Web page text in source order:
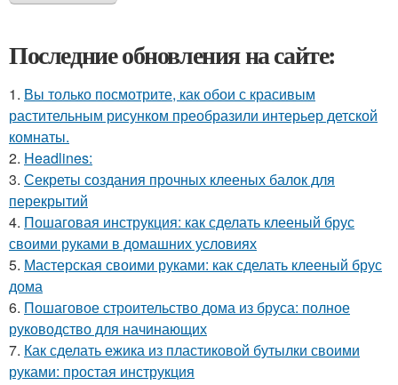
Последние обновления на сайте:
1. Вы только посмотрите, как обои с красивым
растительным рисунком преобразили интерьер детской
комнаты.
2. Headlines:
3. Секреты создания прочных клееных балок для
перекрытий
4. Пошаговая инструкция: как сделать клееный брус
своими руками в домашних условиях
5. Мастерская своими руками: как сделать клееный брус
дома
6. Пошаговое строительство дома из бруса: полное
руководство для начинающих
7. Как сделать ежика из пластиковой бутылки своими
руками: простая инструкция